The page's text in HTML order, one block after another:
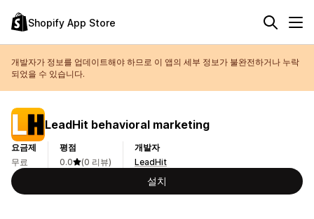
Shopify App Store
개발자가 정보를 업데이트해야 하므로 이 앱의 세부 정보가 불완전하거나 누락
되었을 수 있습니다.
LeadHit behavioral marketing
요금제
무료
평점
0.0
(0 리뷰)
개발자
LeadHit
설치